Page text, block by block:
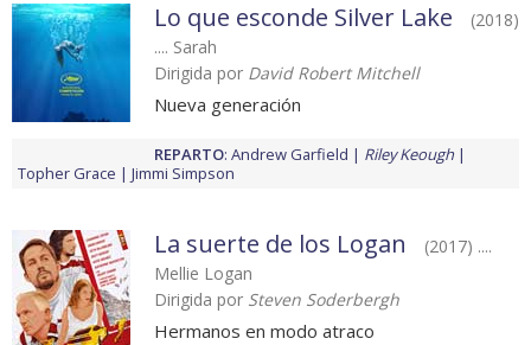
Lo que esconde Silver Lake
(2018)
.... Sarah
Dirigida por David Robert Mitchell
Nueva generación
REPARTO: Andrew Garfield
Riley Keough
Topher Grace
Jimmi Simpson
La suerte de los Logan
(2017) ....
Mellie Logan
Dirigida por Steven Soderbergh
Hermanos en modo atraco